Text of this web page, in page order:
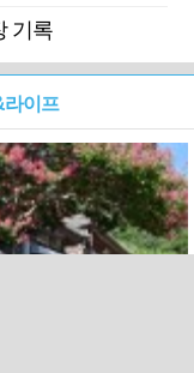
기록
라이프